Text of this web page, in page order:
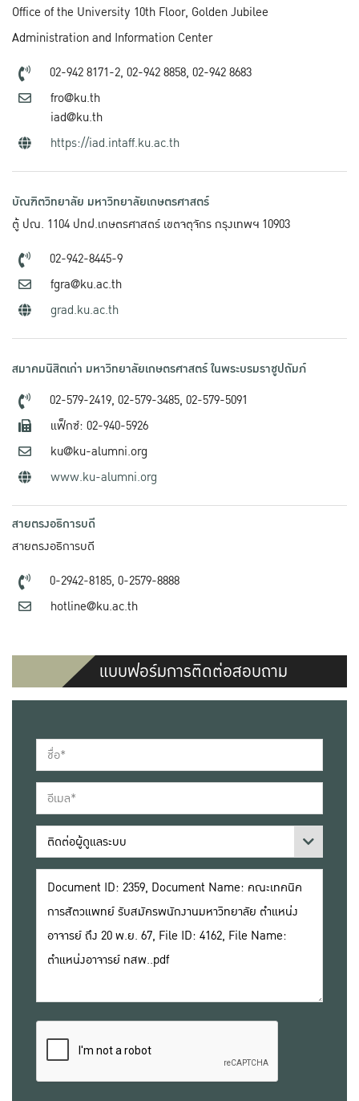
Office of the University 10th Floor, Golden Jubilee
Administration and Information Center
02-942 8171-2, 02-942 8858, 02-942 8683
fro@ku.th
iad@ku.th
https://iad.intaff.ku.ac.th
บัณฑิตวิทยาลัย มหาวิทยาลัยเกษตรศาสตร์
ตู้ ปณ. 1104 ปทฝ.เกษตรศาสตร์ เขตจตุจักร กรุงเทพฯ 10903
02-942-8445-9
fgra@ku.ac.th
grad.ku.ac.th
สมาคมนิสิตเก่า มหาวิทยาลัยเกษตรศาสตร์ ในพระบรมราชูปถัมภ์
02-579-2419, 02-579-3485, 02-579-5091
แฟ็กซ์: 02-940-5926
ku@ku-alumni.org
www.ku-alumni.org
สายตรงอธิการบดี
สายตรงอธิการบดี
0-2942-8185, 0-2579-8888
hotline@ku.ac.th
แบบฟอร์มการติดต่อสอบถาม